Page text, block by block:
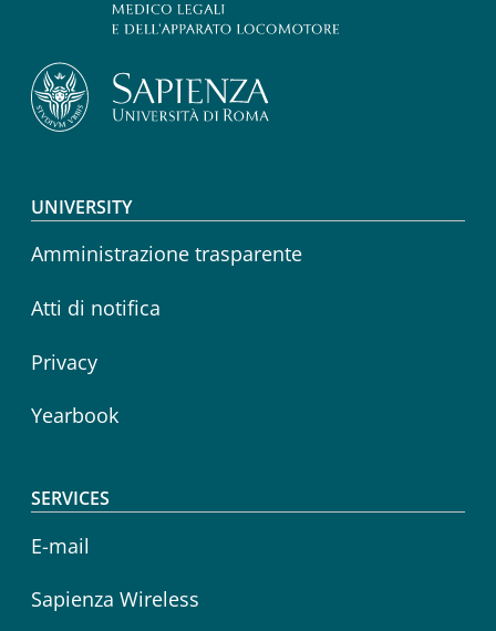
Footer menu
UNIVERSITY
Amministrazione trasparente
Atti di notifica
Privacy
Yearbook
SERVICES
E-mail
Sapienza Wireless